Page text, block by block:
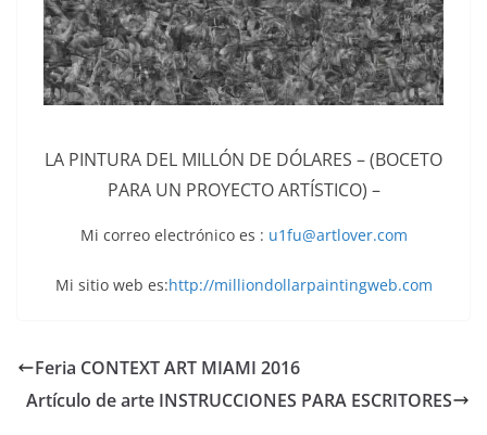
LA PINTURA DEL MILLÓN DE DÓLARES – (BOCETO
PARA UN PROYECTO ARTÍSTICO) –
Mi correo electrónico es : u1fu@artlover.com
Mi sitio web es:http://milliondollarpaintingweb.com
Feria CONTEXT ART MIAMI 2016
Artículo de arte INSTRUCCIONES PARA ESCRITORES